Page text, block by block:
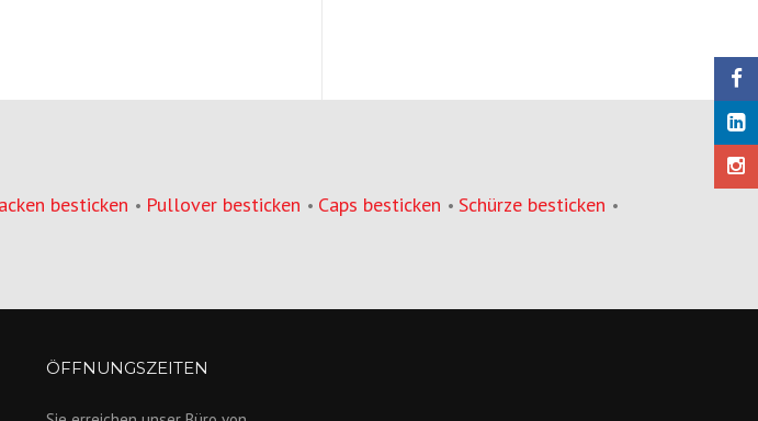
besticken • Pullover besticken • Caps besticken • Schürze besticken •
ÖFFNUNGSZEITEN